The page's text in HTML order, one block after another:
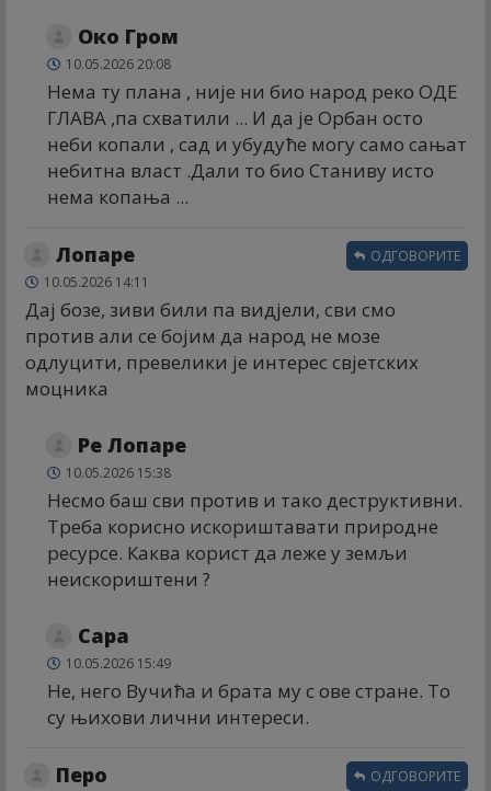
Око Гром
10.05.2026 20:08
Нема ту плана , није ни био народ реко ОДЕ
ГЛАВА ,па схватили ... И да је Орбан осто
неби копали , сад и убудуће могу само сањат
небитна власт .Дали то био Станиву исто
нема копања ...
Лопаре
10.05.2026 14:11
Дај бозе, зиви били па видјели, сви смо
против али се бојим да народ не мозе
одлуцити, превелики је интерес свјетских
моцника
ОДГОВОРИТЕ
Ре Лопаре
10.05.2026 15:38
Несмо баш сви против и тако деструктивни.
Треба корисно искориштавати природне
ресурсе. Каква корист да леже у земљи
неискориштени ?
Сара
10.05.2026 15:49
Не, него Вучића и брата му с ове стране. То
су њихови лични интереси.
Перо ОДГОВОРИТЕ